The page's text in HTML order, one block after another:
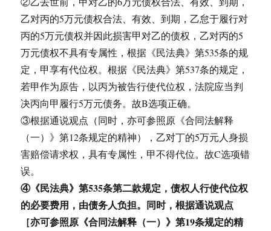
乙对丙的5万元债权合法、有效、到期，乙怠于履行对
丙的5万元债权并因此损害甲对乙的债权，乙对丙的5
万元债权不具有专属性，根据《民法典》第535条的规
定，甲享有代位权。根据《民法典》第537条的规定，
若甲作为原告，以丙为被告行使代位权，法院应当判
决丙向甲履行5万元债务。故B选项正确。
③根据通说观点（同时，亦可参照原《合同法解释
（一）》第12条规定的精神），乙对丁的5万元人身损
害赔偿请求权，具有专属性，甲不得代位。故C选项错
误。
④《民法典》第535条第二款规定，债权人行使代位权
的必要费用，由债务人负担。同时，根据通说观点
［亦可参照原《合同法解释（一）》第19条规定的精